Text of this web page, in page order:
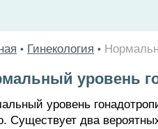
• Гинекология •
уровень
уровень
Существует два